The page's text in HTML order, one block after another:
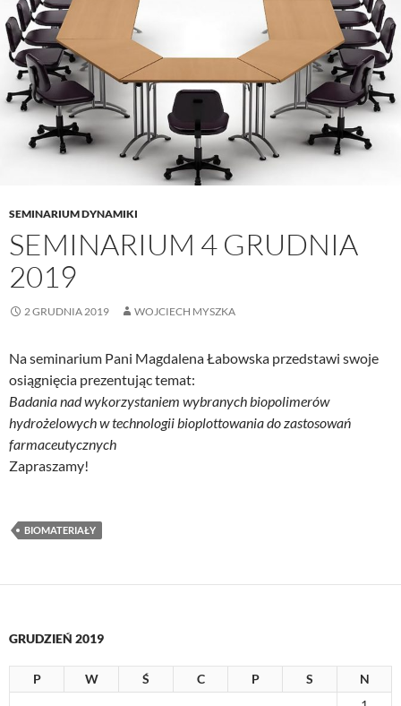
SEMINARIUM DYNAMIKI
SEMINARIUM 4 GRUDNIA
2019
2 GRUDNIA 2019 WOJCIECH MYSZKA
Na seminarium Pani Magdalena Łabowska przedstawi swoje
osiągnięcia prezentując temat:
Badania nad wykorzystaniem wybranych biopolimerów
hydrożelowych w technologii bioplottowania do zastosowań
farmaceutycznych
Zapraszamy!
BIOMATERIAŁY
GRUDZIEŃ 2019
P W Ś C P S
N